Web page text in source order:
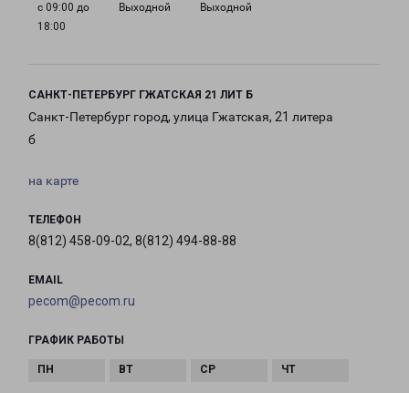
с 09:00 до
18:00
Выходной Выходной
САНКТ-ПЕТЕРБУРГ ГЖАТСКАЯ 21 ЛИТ Б
Санкт-Петербург город, улица Гжатская, 21 литера
б
на карте
ТЕЛЕФОН
8(812) 458-09-02, 8(812) 494-88-88
EMAIL
pecom@pecom.ru
ГРАФИК РАБОТЫ